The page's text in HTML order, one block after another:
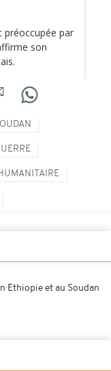
préoccupée par
son
Ethiopie et au Soudan